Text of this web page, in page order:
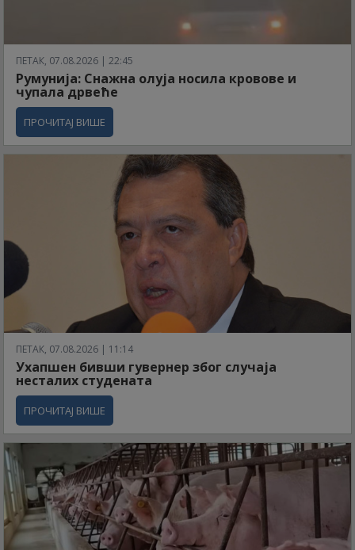
ПЕТАК, 07.08.2026 | 22:45
Румунија: Снажна олуја носила кровове и
чупала дрвеће
ПРОЧИТАЈ ВИШЕ
ПЕТАК, 07.08.2026 | 11:14
Ухапшен бивши гувернер због случаја
несталих студената
ПРОЧИТАЈ ВИШЕ